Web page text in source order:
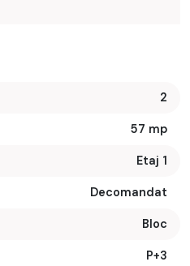
2
57 mp
Etaj 1
Decomandat
Bloc
P+3